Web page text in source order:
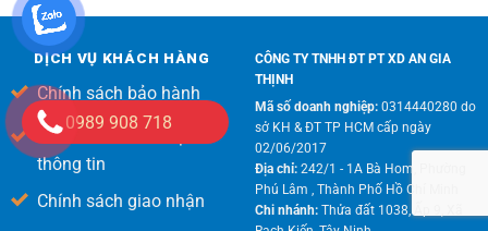
DỊCH VỤ KHÁCH HÀNG
Chính sách bảo hành
Chính sách bảo mật
thông tin
Chính sách giao nhận
CÔNG TY TNHH ĐT PT XD AN GIA
THỊNH
Mã số doanh nghiệp:0314440280 do
sở KH & ĐT TP HCM cấp ngày
02/06/2017
Địa chỉ:242/1 - 1A Bà Hom, Phường
Phú Lâm , Thành Phố Hồ Chí Minh
Chi nhánh: Thửa đất 1038, Ấp 9, Xã
0989 908 718